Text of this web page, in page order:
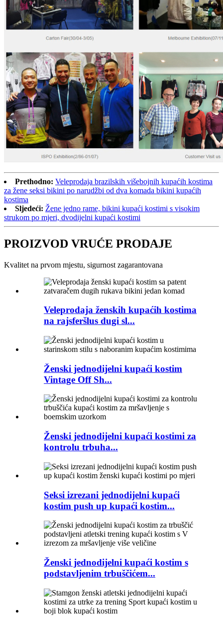
Prethodno: Veleprodaja brazilskih višebojnih kupaćih kostima
za žene seksi bikini po narudžbi od dva komada bikini kupaćih
kostima
Sljedeći: Žene jedno rame, bikini kupaći kostimi s visokim
strukom po mjeri, dvodijelni kupaći kostimi
PROIZVOD VRUĆE PRODAJE
Kvalitet na prvom mjestu, sigurnost zagarantovana
Veleprodaja ženskih kupaćih kostima
na rajsferšlus dugi sl...
Ženski jednodijelni kupaći kostim
Vintage Off Sh...
Ženski jednodijelni kupaći kostimi za
kontrolu trbuha...
Seksi izrezani jednodijelni kupaći
kostim push up kupaći kostim...
Ženski jednodijelni kupaći kostim s
podstavljenim trbuščićem...